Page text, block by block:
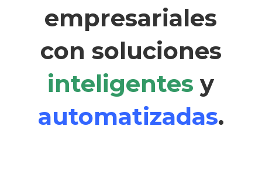
empresariales
con soluciones
inteligentes y
automatizadas.